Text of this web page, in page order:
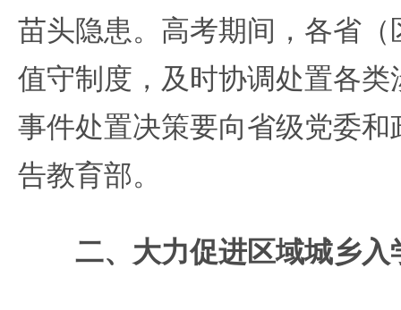
苗头隐患。高考期间，各省
值守制度，及时协调处置各
事件处置决策要向省级党委
告教育部。
二、大力促进区域城乡入